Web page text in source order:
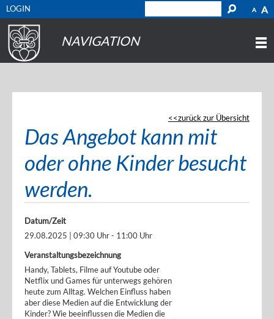
A A
LOGIN
NAVIGATION
zurück zur Übersicht
Das Angebot kann mit
oder ohne Kinder besucht
werden.
Datum/Zeit
29.08.2025 | 09:30 Uhr - 11:00 Uhr
Veranstaltungsbezeichnung
Handy, Tablets, Filme auf Youtube oder
Netflix und Games für unterwegs gehören
heute zum Alltag. Welchen Einfluss haben
aber diese Medien auf die Entwicklung der
Kinder? Wie beeinflussen die Medien die